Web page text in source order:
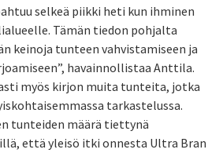
selkeä piikki heti kun ihminen
Tämän tiedon pohjalta
keinoja tunteen vahvistamiseen ja
havainnollistaa Anttila.
myös kirjon muita tunteita, jotka
tarkastelussa.
tunteiden määrä tiettynä
että yleisö itki onnesta Ultra Bran